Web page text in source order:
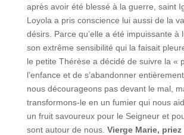
après avoir été blessé à la guerre, saint
Loyola a pris conscience lui aussi de la
désirs. Parce qu’elle a été impuissante à
son extrême sensibilité qui la faisait
le petite Thérèse a décidé de suivre la «
l’enfance et de s’abandonner
nous décourageons pas devant le mal,
transformons-le en un fumier qui nous
un fruit savoureux pour le Seigneur et
sont autour de nous. Vierge Marie,